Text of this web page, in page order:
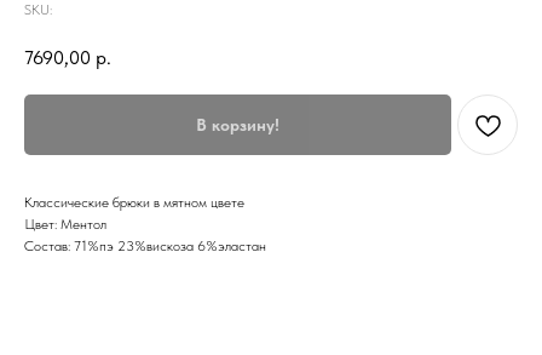
SKU:
7690,00 р.
В корзину!
Классические брюки в мятном цвете
Цвет: Ментол
Состав: 71%пэ 23%вискоза 6%эластан